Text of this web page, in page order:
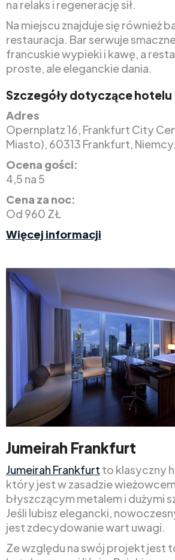
na relaks i regenerację sił.
Na miejscu znajduje się również
restauracja. Bar serwuje
francuskie wypieki i kawę, a
proste, ale eleganckie dania.
Szczegóły dotyczące hotelu
Adres
Opernplatz 16, Frankfurt City
Miasto), 60313 Frankfurt, Niemcy.
Ocena gości:
4,5 na 5
Cena za noc:
Od 960 ZŁ
Więcej informacji
Jumeirah Frankfurt
Jumeirah Frankfurt to klasyczny
który jest w zasadzie
błyszczącym metalem i dużymi
Jeśli lubisz elegancki,
jest zdecydowanie wart uwagi.
Ze względu na swój projekt jest